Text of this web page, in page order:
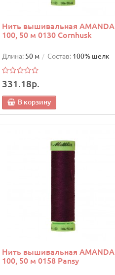
Нить вышивальная AMANDA
100, 50 м 0130 Cornhusk
Длина: 50 м Состав: 100% шелк
331.18р.
В корзину
Нить вышивальная AMANDA
100, 50 м 0158 Pansy